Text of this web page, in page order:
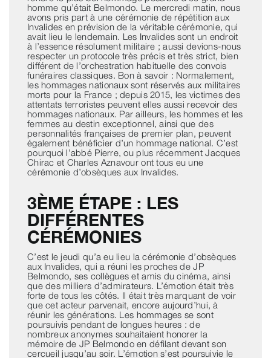
homme qu’était Belmondo. Le mercredi matin, nous
avons pris part à une cérémonie de répétition aux
Invalides en prévision de la véritable cérémonie, qui
avait lieu le lendemain. Les Invalides sont un endroit
à l’essence résolument militaire ; aussi devions-nous
respecter un protocole très précis et très strict, bien
différent de l’orchestration habituelle des convois
funéraires classiques. Bon à savoir : Normalement,
les hommages nationaux sont réservés aux militaires
morts pour la France ; depuis 2015, les victimes des
attentats terroristes peuvent elles aussi recevoir des
hommages nationaux. Par ailleurs, les hommes et les
femmes au destin exceptionnel, ainsi que des
personnalités françaises de premier plan, peuvent
également bénéficier d’un hommage national. C’est
pourquoi l’abbé Pierre, ou plus récemment Jacques
Chirac et Charles Aznavour ont tous eu une
cérémonie d’obsèques aux Invalides.
3ÈME ÉTAPE : LES
DIFFÉRENTES
CÉRÉMONIES
C’est le jeudi qu’a eu lieu la cérémonie d’obsèques
aux Invalides, qui a réuni les proches de JP
Belmondo, ses collègues et amis du cinéma, ainsi
que des milliers d’admirateurs. L’émotion était très
forte de tous les côtés. Il était très marquant de voir
que cet acteur parvenait, encore aujourd’hui, à
réunir les générations. Les hommages se sont
poursuivis pendant de longues heures : de
nombreux anonymes souhaitaient honorer la
mémoire de JP Belmondo en défilant devant son
cercueil jusqu’au soir. L’émotion s’est poursuivie le